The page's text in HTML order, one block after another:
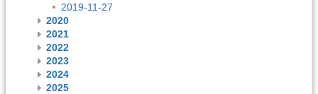
2019-11-27
2020
2021
2022
2023
2024
2025